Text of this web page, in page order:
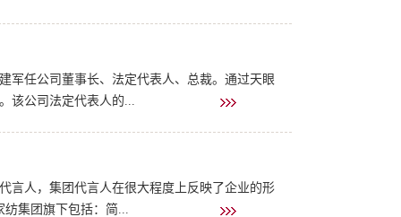
业、新城悦控股、...
军任公司董事长、法定代表人、总裁。通过天眼
该公司法定代表人的...
军紧...
言人，集团代言人在很大程度上反映了企业的形
纺集团旗下包括：简...